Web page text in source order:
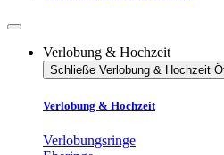
Verlobung & Hochzeit
Schließe Verlobung & Hochzeit
Verlobung & Hochzeit
Verlobungsringe